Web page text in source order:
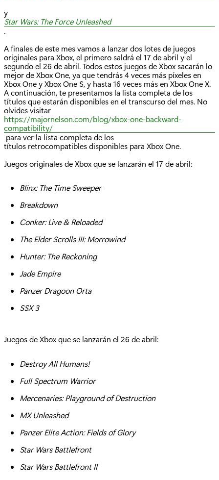
y
Star Wars: The Force Unleashed
.
A finales de este mes vamos a lanzar dos lotes de juegos
originales para Xbox, el primero saldrá el 17 de abril y el
segundo el 26 de abril. Todos estos juegos de Xbox sacarán lo
mejor de Xbox One, ya que tendrás 4 veces más píxeles en
Xbox One y Xbox One S, y hasta 16 veces más en Xbox One X.
A continuación, te presentamos la lista completa de los
títulos que estarán disponibles en el transcurso del mes. No
olvides visitar
https://majornelson.com/blog/xbox-one-backward-
compatibility/
para ver la lista completa de los
títulos retrocompatibles disponibles para Xbox One.
Juegos originales de Xbox que se lanzarán el 17 de abril:
Blinx: The Time Sweeper
Breakdown
Conker: Live & Reloaded
The Elder Scrolls III:Morrowind
Hunter: The Reckoning
Jade Empire
Panzer Dragoon Orta
SSX 3
Juegos de Xbox que se lanzarán el 26 de abril:
Destroy All Humans!
Full Spectrum Warrior
Mercenaries: Playground of Destruction
MX Unleashed
Panzer Elite Action: Fields of Glory
Star Wars Battlefront
Star Wars Battlefront II